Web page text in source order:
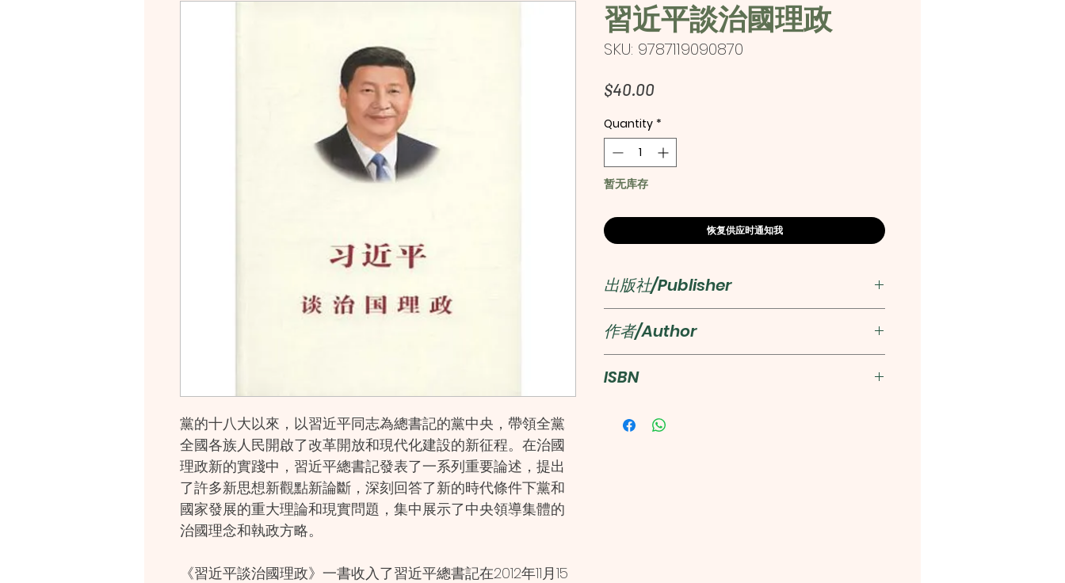
黨的十八大以來，以習近平同志為總書記的黨中央，帶領全黨
全國各族人民開啟了改革開放和現代化建設的新征程。在治國
理政新的實踐中，習近平總書記發表了一系列重要論述，提出
了許多新思想新觀點新論斷，深刻回答了新的時代條件下黨和
國家發展的重大理論和現實問題，集中展示了中央領導集體的
治國理念和執政方略。
《習近平談治國理政》一書收入了習近平總書記在2012年11月15
習近平談治國理政
SKU: 9787119090870
$40.00Price
Quantity *
暂无库存
恢复供应时通知我
出版社/Publisher
外文出版社
作者/Author
ISBN
9787119090870